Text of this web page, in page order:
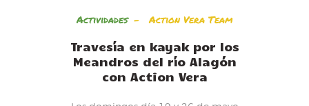
Actividades Action Vera Team
Travesía en kayak por los
Meandros del río Alagón
con Action Vera